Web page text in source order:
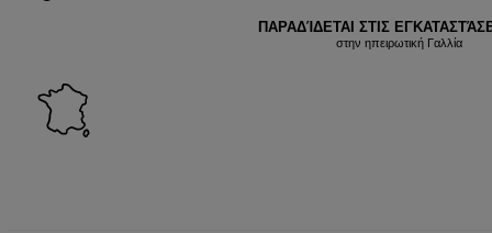
ΠΑΡΑΔΊΔΕΤΑΙ ΣΤΙΣ
στην ηπειρωτική Γαλλία